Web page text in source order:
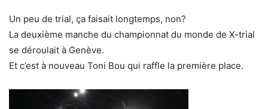
Un peu de trial, ça faisait longtemps, non?
La deuxième manche du championnat du monde de X-trial
se déroulait à Genève.
Et c’est à nouveau Toni Bou qui raffle la première place.